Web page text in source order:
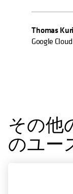
Thomas
Google Cloud
その他
のユー